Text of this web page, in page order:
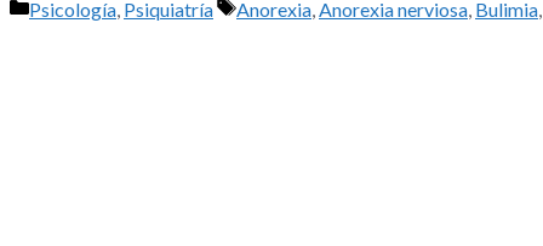
Categorías
Psicología, Psiquiatría Etiquetas
Anorexia,Anorexia nerviosa, Bulimia,